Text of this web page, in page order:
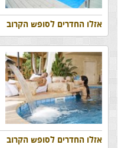
אזלו החדרים לסופש הקרוב
אזלו החדרים לסופש הקרוב